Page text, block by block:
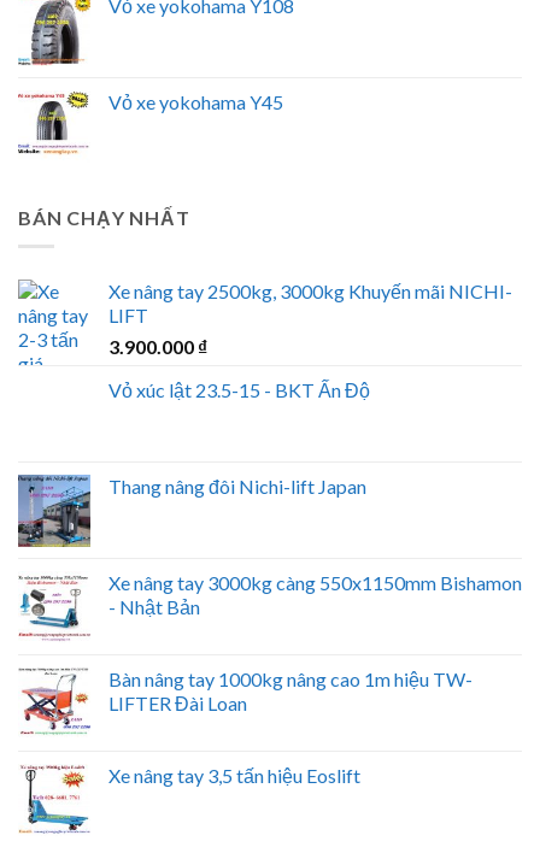
Vỏ xe yokohama Y108
Vỏ xe yokohama Y45
BÁN CHẠY NHẤT
Xe nâng tay 2500kg, 3000kg Khuyến mãi NICHI-
LIFT
3.900.000 ₫
Vỏ xúc lật 23.5-15 - BKT Ấn Độ
Thang nâng đôi Nichi-lift Japan
Xe nâng tay 3000kg càng 550x1150mm Bishamon
- Nhật Bản
Bàn nâng tay 1000kg nâng cao 1m hiệu TW-
LIFTER Đài Loan
Xe nâng tay 3,5 tấn hiệu Eoslift